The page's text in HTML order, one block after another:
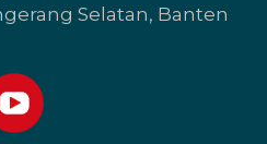
Selatan, Banten